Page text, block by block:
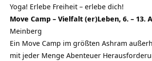
Yoga! Erlebe Freiheit – erlebe dich!
Move Camp – Vielfalt (er)Leben, 6. – 13.
Meinberg
Ein Move Camp im größten Ashram
mit jeder Menge Abenteuer